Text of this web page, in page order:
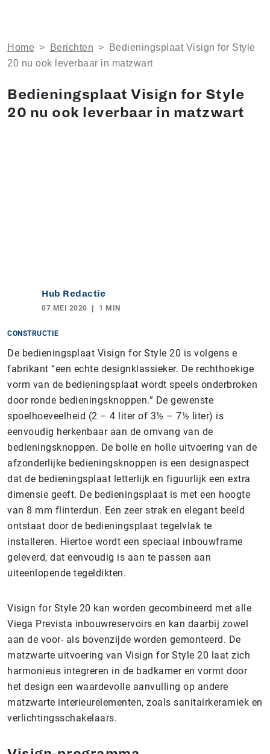
Home > Berichten >
Bedieningsplaat Visign for Style
20 nu ook leverbaar in matzwart
Bedieningsplaat Visign for Style
20 nu ook leverbaar in matzwart
Hub Redactie
07 MEI 2020 1 MIN
CONSTRUCTIE
De bedieningsplaat Visign for Style 20 is volgens e
fabrikant “een echte designklassieker. De rechthoekige
vorm van de bedieningsplaat wordt speels onderbroken
door ronde bedieningsknoppen.” De gewenste
spoelhoeveelheid (2 – 4 liter of 3½ – 7½ liter) is
eenvoudig herkenbaar aan de omvang van de
bedieningsknoppen. De bolle en holle uitvoering van de
afzonderlijke bedieningsknoppen is een designaspect
dat de bedieningsplaat letterlijk en figuurlijk een extra
dimensie geeft. De bedieningsplaat is met een hoogte
van 8 mm flinterdun. Een zeer strak en elegant beeld
ontstaat door de bedieningsplaat tegelvlak te
installeren. Hiertoe wordt een speciaal inbouwframe
geleverd, dat eenvoudig is aan te passen aan
uiteenlopende tegeldikten.
Visign for Style 20 kan worden gecombineerd met alle
Viega Prevista inbouwreservoirs en kan daarbij zowel
aan de voor- als bovenzijde worden gemonteerd. De
matzwarte uitvoering van Visign for Style 20 laat zich
harmonieus integreren in de badkamer en vormt door
het design een waardevolle aanvulling op andere
matzwarte interieurelementen, zoals sanitairkeramiek en
verlichtingsschakelaars.